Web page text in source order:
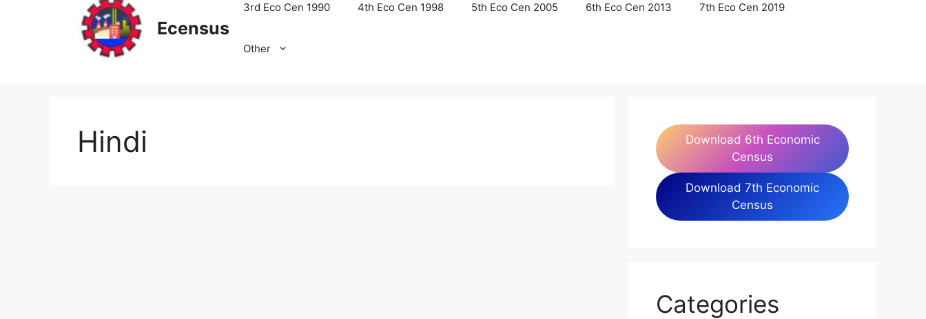
Ecensus
3rd Eco Cen 1990 4th Eco Cen 1998 5th Eco Cen 2005 6th Eco Cen 2013 7th Eco Cen 2019
Other
Hindi
Download 6th Economic
Census
Download 7th Economic
Census
Categories